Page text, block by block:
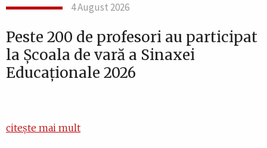
4 August 2026
Peste 200 de profesori au participat
la Școala de vară a Sinaxei
Educaționale 2026
citește mai mult